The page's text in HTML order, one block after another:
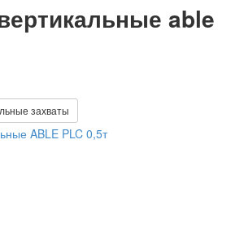
able
захваты